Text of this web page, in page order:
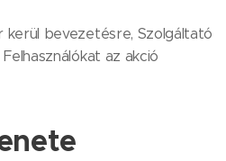
kerül bevezetésre, Szolgáltató
az akció